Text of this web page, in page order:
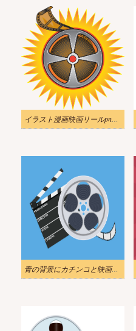
イラスト漫画映画リールpng透明
青の背景にカチンコと映画リールのイラスト png